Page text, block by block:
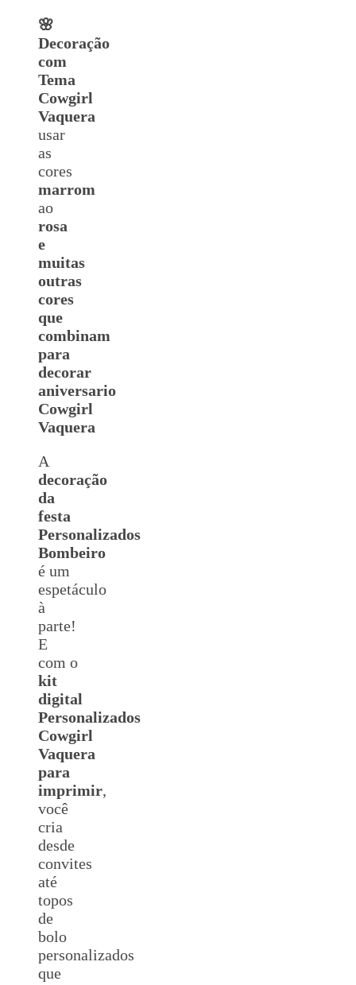
🌸
Decoração
com
Tema
Cowgirl
Vaquera
usar
as
cores
marrom
ao
rosa
e
muitas
outras
cores
que
combinam
para
decorar
aniversario
Cowgirl
Vaquera
A
decoração
da
festa
Personalizados
Bombeiro
é um
espetáculo
à
parte!
E
com o
kit
digital
Personalizados
Cowgirl
Vaquera
para
imprimir,
você
cria
desde
convites
até
topos
de
bolo
personalizados
que